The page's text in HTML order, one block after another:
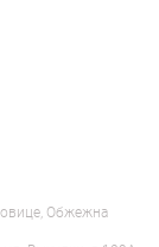
Обжежна